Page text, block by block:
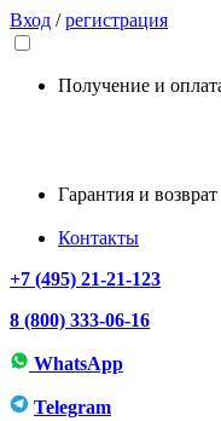
Вход /регистрация
Получение и
Гарантия и возврат
Контакты
+7 (495) 21-21-123
8 (800) 333-06-16
WhatsApp
Telegram